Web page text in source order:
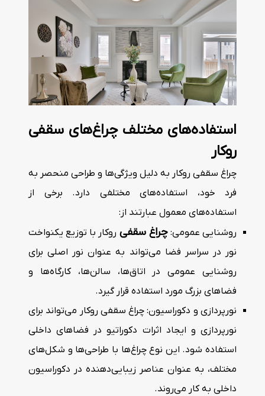
استفاده‌های مختلف چراغ‌های سقفی
روکار
چراغ سقفی روکار به دلیل ویژگی‌ها و طراحی منحصر به
فرد خود، استفاده‌های مختلفی دارد. برخی از
استفاده‌های معمول عبارتند از:
روشنایی عمومی:چراغ سقفی روکار با توزیع یکنواخت
نور در سراسر فضا می‌تواند به عنوان نور اصلی برای
روشنایی عمومی در اتاق‌ها، سالن‌ها، کارگاه‌ها و
فضاهای بزرگ مورد استفاده قرار گیرد.
نورپردازی و دکوراسیون: چراغ سقفی روکار می‌تواند برای
نورپردازی و ایجاد اثرات دکوراتیو در فضاهای داخلی
استفاده شود. این نوع چراغ‌ها با طراحی‌ها و شکل‌‌های
مختلف، به عنوان عناصر زیبایی‌دهنده در دکوراسیون
داخلی به کار می‌روند.